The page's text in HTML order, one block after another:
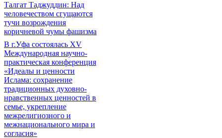
Талгат Таджуддин: Над
человечеством сгущаются
тучи возрождения
коричневой чумы фашизма
В г.Уфа состоялась XV
Международная научно-
практическая конференция
«Идеалы и ценности
Ислама: сохранение
традиционных духовно-
нравственных ценностей в
семье, укрепление
межрелигиозного и
межнационального мира и
согласия»